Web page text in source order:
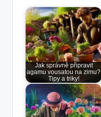
Jak správně připravit
agamu vousatou na zimu?
Tipy a triky!